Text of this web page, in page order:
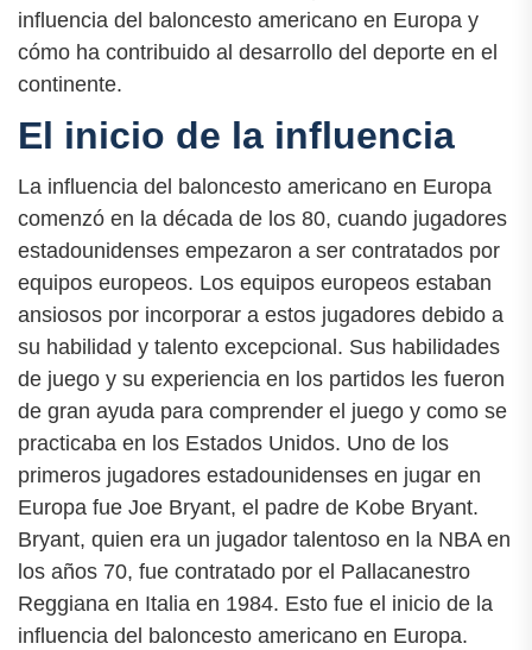
influencia del baloncesto americano en Europa y
cómo ha contribuido al desarrollo del deporte en el
continente.
El inicio de la influencia
La influencia del baloncesto americano en Europa
comenzó en la década de los 80, cuando jugadores
estadounidenses empezaron a ser contratados por
equipos europeos. Los equipos europeos estaban
ansiosos por incorporar a estos jugadores debido a
su habilidad y talento excepcional. Sus habilidades
de juego y su experiencia en los partidos les fueron
de gran ayuda para comprender el juego y como se
practicaba en los Estados Unidos. Uno de los
primeros jugadores estadounidenses en jugar en
Europa fue Joe Bryant, el padre de Kobe Bryant.
Bryant, quien era un jugador talentoso en la NBA en
los años 70, fue contratado por el Pallacanestro
Reggiana en Italia en 1984. Esto fue el inicio de la
influencia del baloncesto americano en Europa.